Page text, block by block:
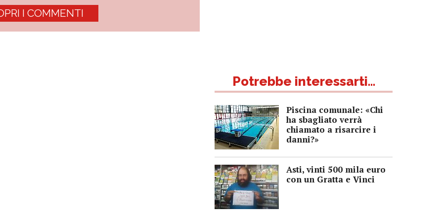
I COMMENTI
Potrebbe interessarti...
Piscina comunale: «Chi
ha sbagliato verrà
chiamato a risarcire i
danni?»
Asti, vinti 500 mila euro
con un Gratta e Vinci